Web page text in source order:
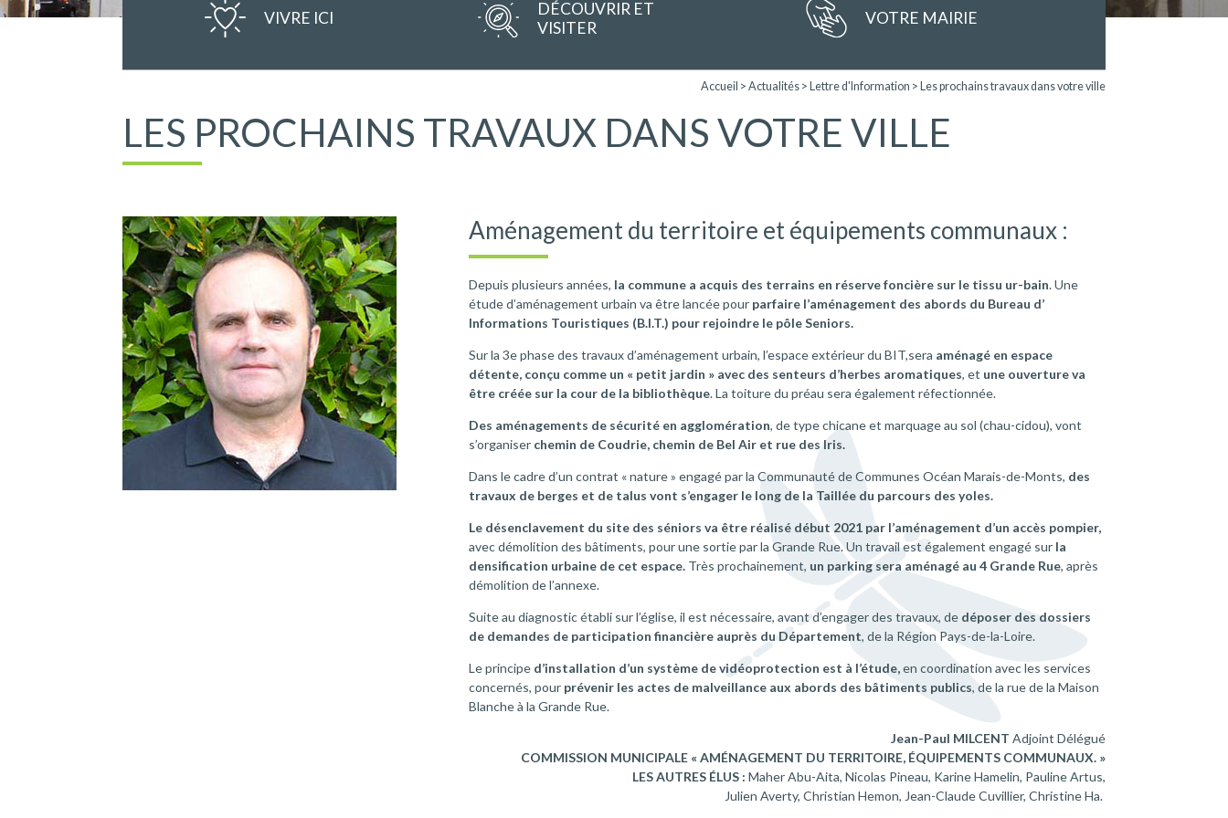
VIVRE ICI
DÉCOUVRIR ET
VISITER
VOTRE MAIRIE
Accueil > Actualités> Lettre d'Information > Les prochains travaux dans votre ville
LES PROCHAINS TRAVAUX DANS VOTRE VILLE
Aménagement du territoire et équipements communaux :
Depuis plusieurs années, la commune a acquis des terrains en réserve foncière sur le tissu ur-bain. Une
étude d’aménagement urbain va être lancée pour parfaire l’aménagement des abords du Bureau d’
Informations Touristiques (B.I.T.) pour rejoindre le pôle Seniors.
Sur la 3ephase des travaux d’aménagement urbain, l’espace extérieur du BIT,sera aménagé en espace
détente, conçu comme un « petit jardin » avec des senteurs d’herbes aromatiques, et une ouverture va
être créée sur la cour de la bibliothèque. La toiture du préau sera également réfectionnée.
Des aménagements de sécurité en agglomération, de type chicane et marquage au sol (chau-cidou), vont
s’organiser chemin de Coudrie, chemin de Bel Air et rue des Iris.
Dans le cadre d’un contrat « nature » engagé par la Communauté de Communes Océan Marais-de-Monts, des
travaux de berges et de talus vont s’engager le long de la Taillée du parcours des yoles.
Le désenclavement du site des séniors va être réalisé début 2021 par l’aménagement d’un accès pompier,
avec démolition des bâtiments, pour une sortie par la Grande Rue. Un travail est également engagé sur la
densification urbaine de cet espace. Très prochainement, un parking sera aménagé au 4 Grande Rue, après
démolition de l’annexe.
Suite au diagnostic établi sur l’église, il est nécessaire, avant d’engager des travaux, de déposer des dossiers
de demandes de participation financière auprès du Département, de la Région Pays-de-la-Loire.
Le principe d’installation d’un système de vidéoprotection est à l’étude,en coordination avec les services
concernés, pour prévenir les actes de malveillance aux abords des bâtiments publics, de la rue de la Maison
Blanche à la Grande Rue.
Jean-Paul MILCENT Adjoint Délégué
COMMISSION MUNICIPALE « AMÉNAGEMENT DU TERRITOIRE, ÉQUIPEMENTS COMMUNAUX. »
LES AUTRES ÉLUS : Maher Abu-Aita, Nicolas Pineau, Karine Hamelin, Pauline Artus,
Julien Averty, Christian Hemon, Jean-Claude Cuvillier, Christine Ha.